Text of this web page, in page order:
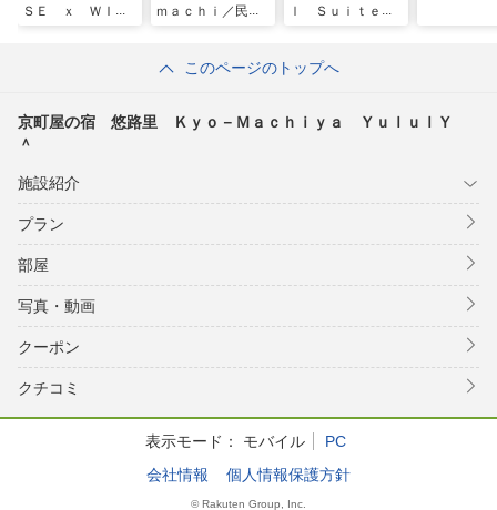
ＳＥ ｘ ＷＩＬ
ｍａｃｈｉ／民泊
ｌ Ｓｕｉｔｅ
民泊
このページのトップへ
京町屋の宿 悠路里 Ｋｙｏ－Ｍａｃｈｉｙａ ＹｕｌｕｌＹ
＾
施設紹介
プラン
部屋
写真・動画
クーポン
クチコミ
表示モード： モバイル
PC
会社情報
個人情報保護方針
© Rakuten Group, Inc.